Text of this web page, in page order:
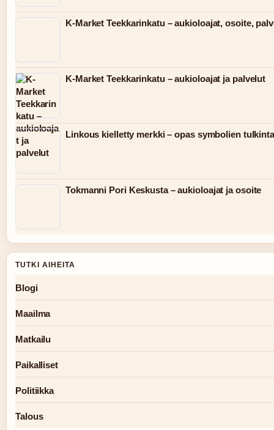
K-Market Teekkarinkatu – aukioloajat, osoite,
K-Market Teekkarinkatu – aukioloajat ja palvelut
Linkous kielletty merkki – opas symbolien
Tokmanni Pori Keskusta – aukioloajat ja osoite
TUTKI AIHEITA
Blogi
Maailma
Matkailu
Paikalliset
Politiikka
Talous